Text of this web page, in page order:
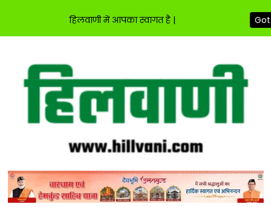
content
हिलवाणी में आपका स्वागत है |